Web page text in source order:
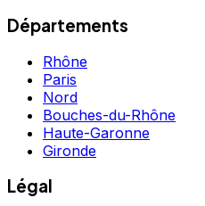
Départements
Rhône
Paris
Nord
Bouches-du-Rhône
Haute-Garonne
Gironde
Légal